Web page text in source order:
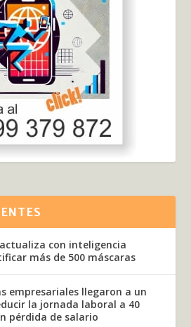
actualiza con inteligencia
más de 500 máscaras
empresariales llegaron a un
la jornada laboral a 40
pérdida de salario